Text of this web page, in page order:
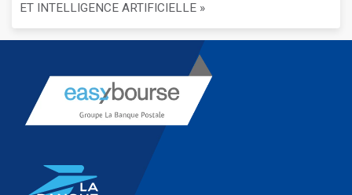
ET INTELLIGENCE ARTIFICIELLE »